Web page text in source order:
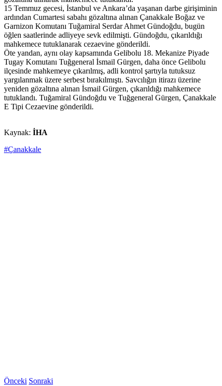
15 Temmuz gecesi, İstanbul ve Ankara’da yaşanan darbe girişiminin
ardından Cumartesi sabahı gözaltına alınan Çanakkale Boğaz ve
Garnizon Komutanı Tuğamiral Serdar Ahmet Gündoğdu, bugün
öğlen saatlerinde adliyeye sevk edilmişti. Gündoğdu, çıkarıldığı
mahkemece tutuklanarak cezaevine gönderildi.
Öte yandan, aynı olay kapsamında Gelibolu 18. Mekanize Piyade
Tugay Komutanı Tuğgeneral İsmail Gürgen, daha önce Gelibolu
ilçesinde mahkemeye çıkarılmış, adli kontrol şartıyla tutuksuz
yargılanmak üzere serbest bırakılmıştı. Savcılığın itirazı üzerine
yeniden gözaltına alınan İsmail Gürgen, çıkarıldığı mahkemece
tutuklandı. Tuğamiral Gündoğdu ve Tuğgeneral Gürgen, Çanakkale
E Tipi Cezaevine gönderildi.
Kaynak: İHA
#Çanakkale
Önceki Sonraki